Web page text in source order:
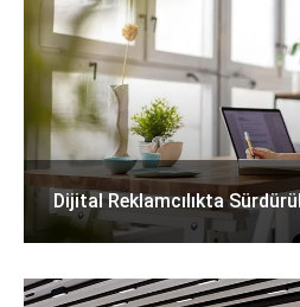
Dijital Reklamcılıkta